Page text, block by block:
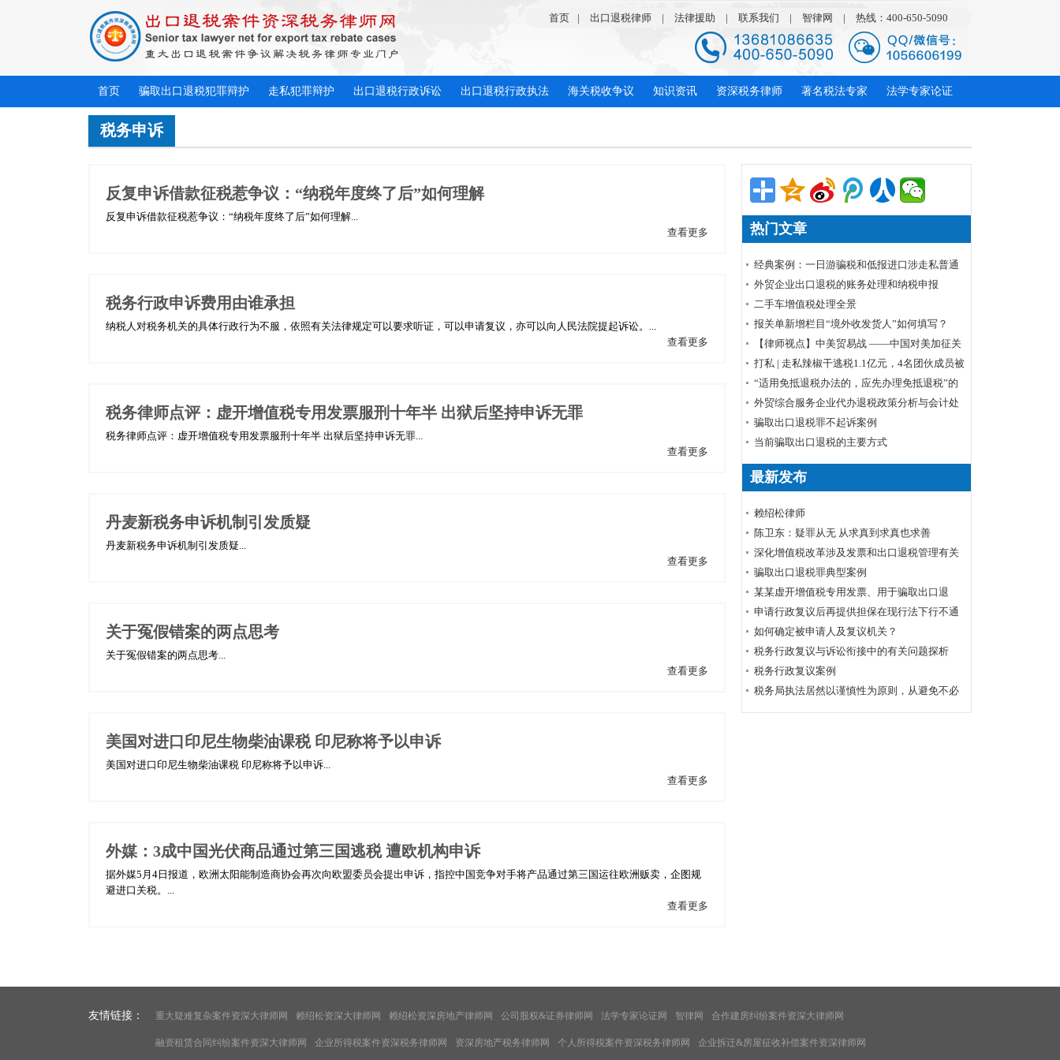
首页 | 出口退税律师 | 法律援助 | 联系我们 | 智律网 | 热线：400-650-5090
首页 骗取出口退税犯罪辩护 走私犯罪辩护 出口退税行政诉讼 出口退税行政执法 海关税收争议 知识资讯 资深税务律师 著名税法专家 法学专家论证
税务申诉
反复申诉借款征税惹争议：“纳税年度终了后”如何理解
反复申诉借款征税惹争议：“纳税年度终了后”如何理解...
查看更多
税务行政申诉费用由谁承担
纳税人对税务机关的具体行政行为不服，依照有关法律规定可以要求听证，可以申请复议，亦可以向人民法院提起诉讼。...
查看更多
税务律师点评：虚开增值税专用发票服刑十年半 出狱后坚持申诉无罪
税务律师点评：虚开增值税专用发票服刑十年半 出狱后坚持申诉无罪...
查看更多
丹麦新税务申诉机制引发质疑
丹麦新税务申诉机制引发质疑...
查看更多
关于冤假错案的两点思考
关于冤假错案的两点思考...
查看更多
美国对进口印尼生物柴油课税 印尼称将予以申诉
美国对进口印尼生物柴油课税 印尼称将予以申诉...
查看更多
外媒：3成中国光伏商品通过第三国逃税 遭欧机构申诉
据外媒5月4日报道，欧洲太阳能制造商协会再次向欧盟委员会提出申诉，指控中国竞争对手将产品通过第三国运往欧洲贩卖，企图规
避进口关税。...
查看更多
热门文章
经典案例：一日游骗税和低报进口涉走私普通
货物罪
外贸企业出口退税的账务处理和纳税申报
​二手车增值税处理全景
报关单新增栏目“境外收发货人”如何填写？
【律师视点】中美贸易战 ——中国对美加征关
税清单商品排除申请程序
打私 | 走私辣椒干逃税1.1亿元，4名团伙成员被
起诉
“适用免抵退税办法的，应先办理免抵退税”的
理解
外贸综合服务企业代办退税政策分析与会计处
理
骗取出口退税罪不起诉案例
当前骗取出口退税的主要方式
最新发布
赖绍松律师
陈卫东：疑罪从无 从求真到求真也求善
深化增值税改革涉及发票和出口退税管理有关
事项
骗取出口退税罪典型案例
某某虚开增值税专用发票、用于骗取出口退
税、抵扣税款发票案
申请行政复议后再提供担保在现行法下行不通
如何确定被申请人及复议机关？
税务行政复议与诉讼衔接中的有关问题探析
税务行政复议案例
税务局执法居然以谨慎性为原则，从避免不必
要的行政复议或行政诉讼角度出发！
友情链接： 重大疑难复杂案件资深大律师网 赖绍松资深大律师网 赖绍松资深房地产律师网 公司股权&证券律师网 法学专家论证网 智律网 合作建房纠纷案件资深大律师网
融资租赁合同纠纷案件资深大律师网 企业所得税案件资深税务律师网 资深房地产税务律师网 个人所得税案件资深税务律师网 企业拆迁&房屋征收补偿案件资深律师网